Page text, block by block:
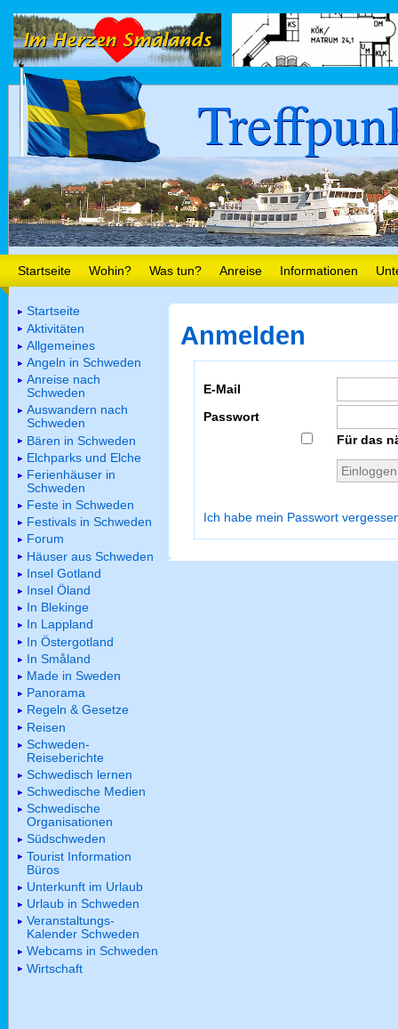
Startseite Wohin? Was tun? Anreise Informationen
Anmelden
E-Mail
Passwort
Für das
Ich habe mein Passwort
Startseite
Aktivitäten
Allgemeines
Angeln in Schweden
Anreise nach
Schweden
Auswandern nach
Schweden
Bären in Schweden
Elchparks und Elche
Ferienhäuser in
Schweden
Feste in Schweden
Festivals in Schweden
Forum
Häuser aus Schweden
Insel Gotland
Insel Öland
In Blekinge
In Lappland
In Östergotland
In Småland
Made in Sweden
Panorama
Regeln & Gesetze
Reisen
Schweden-
Reiseberichte
Schwedisch lernen
Schwedische Medien
Schwedische
Organisationen
Südschweden
Tourist Information
Büros
Unterkunft im Urlaub
Urlaub in Schweden
Veranstaltungs-
Kalender Schweden
Webcams in Schweden
Wirtschaft